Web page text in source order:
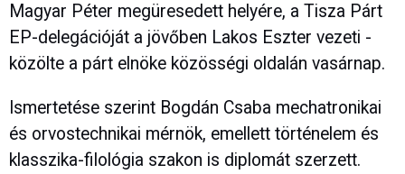
Magyar Péter megüresedett helyére, a Tisza Párt
EP-delegációját a jövőben Lakos Eszter vezeti -
közölte a párt elnöke közösségi oldalán vasárnap.
Ismertetése szerint Bogdán Csaba mechatronikai
és orvostechnikai mérnök, emellett történelem és
klasszika-filológia szakon is diplomát szerzett.